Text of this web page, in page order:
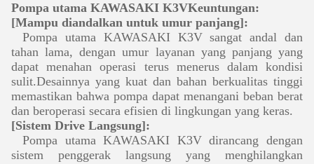
Pompa utama KAWASAKI K3VKeuntungan:
[Mampu diandalkan untuk umur panjang]:
Pompa utama KAWASAKI K3V sangat andal dan
tahan lama, dengan umur layanan yang panjang yang
dapat menahan operasi terus menerus dalam kondisi
sulit.Desainnya yang kuat dan bahan berkualitas tinggi
memastikan bahwa pompa dapat menangani beban berat
dan beroperasi secara efisien di lingkungan yang keras.
[Sistem Drive Langsung]:
Pompa utama KAWASAKI K3V dirancang dengan
sistem penggerak langsung yang menghilangkan